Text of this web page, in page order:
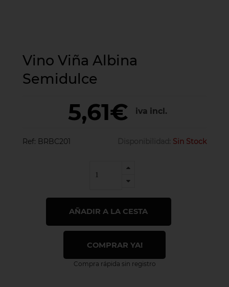
Vino Viña Albina
Semidulce
5,61€ iva incl.
Sin Stock
Ref: BRBC201
AÑADIR A LA CESTA
COMPRAR YA!
Compra rápida sin registro